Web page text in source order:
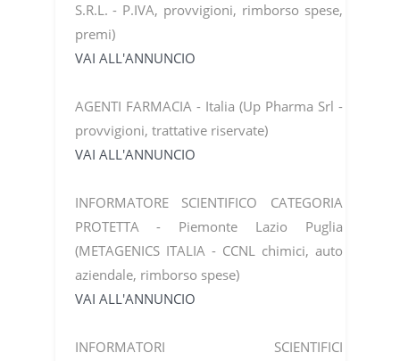
S.R.L. - P.IVA, provvigioni, rimborso spese,
premi)
VAI ALL'ANNUNCIO
AGENTI FARMACIA - Italia (Up Pharma Srl -
provvigioni, trattative riservate)
VAI ALL'ANNUNCIO
INFORMATORE SCIENTIFICO CATEGORIA
PROTETTA - Piemonte Lazio Puglia
(METAGENICS ITALIA - CCNL chimici, auto
aziendale, rimborso spese)
VAI ALL'ANNUNCIO
INFORMATORI SCIENTIFICI